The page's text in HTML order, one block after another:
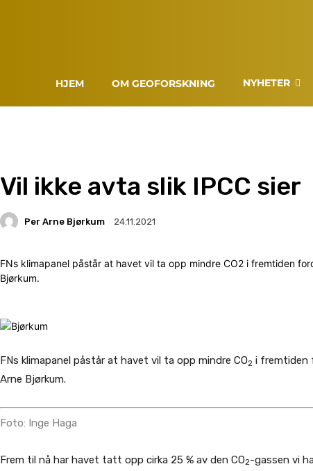
HJEM OM GEOFORSKNING NYHETER
Vil ikke avta slik IPCC sier
Per Arne Bjørkum 24.11.2021
FNs klimapanel påstår at havet vil ta opp mindre CO2 i fremtiden
Bjørkum.
FNs klimapanel påstår at havet vil ta opp mindre CO2 i fremtiden
Arne Bjørkum.
Foto: Inge Haga
Frem til nå har havet tatt opp cirka 25 % av den CO2-gassen vi